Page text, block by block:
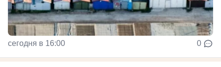
сегодня в 16:00 0